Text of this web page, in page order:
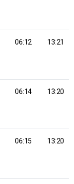
06:12 13:21
06:14 13:20
06:15 13:20